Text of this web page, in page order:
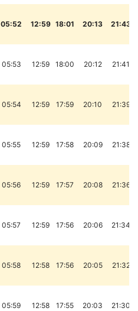
05:52 12:59 18:01 20:13 21:43
05:53 12:59 18:00 20:12 21:41
05:54 12:59 17:59 20:10 21:39
05:55 12:59 17:58 20:09 21:38
05:56 12:59 17:57 20:08 21:36
05:57 12:59 17:56 20:06 21:34
05:58 12:58 17:56 20:05 21:32
05:59 12:58 17:55 20:03 21:30